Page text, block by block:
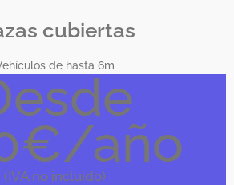
cubiertas
de hasta 6m
año
(IVA no incluido)